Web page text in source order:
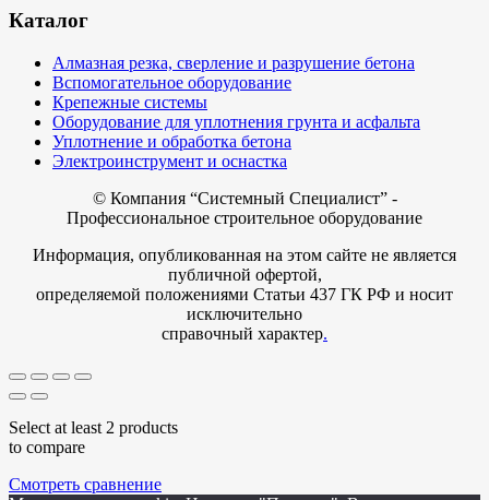
Каталог
Алмазная резка, сверление и разрушение бетона
Вспомогательное оборудование
Крепежные системы
Оборудование для уплотнения грунта и асфальта
Уплотнение и обработка бетона
Электроинструмент и оснастка
© Компания “Системный Специалист” -
Профессиональное строительное оборудование
Информация, опубликованная на этом сайте не является
публичной офертой,
определяемой положениями Статьи 437 ГК РФ и носит
исключительно
справочный характер.
Select at least 2 products
to compare
Смотреть сравнение